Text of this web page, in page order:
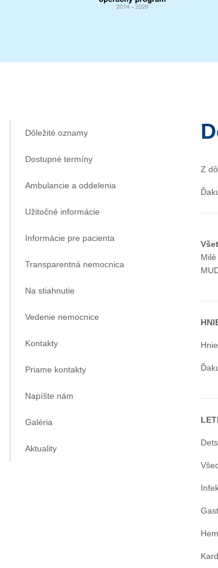
Dôležité oznamy
Dostupné termíny
Ambulancie a oddelenia
Užitočné informácie
Informácie pre pacienta
Transparentná nemocnica
Na stiahnutie
Vedenie nemocnice
Kontakty
Priame kontakty
Napíšte nám
Galéria
Aktuality
Z